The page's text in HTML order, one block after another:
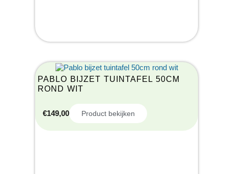
PABLO BIJZET TUINTAFEL 50CM
ROND WIT
€149,00 Product bekijken